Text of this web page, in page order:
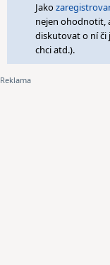
Jako
nejen ohodnotit,
diskutovat o ní či
chci atd.).